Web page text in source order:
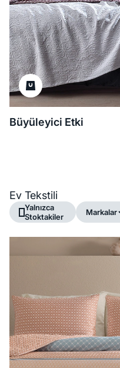
Büyüleyici Etki
Ev Tekstili
Yalnızca
Stoktakiler
Markalar